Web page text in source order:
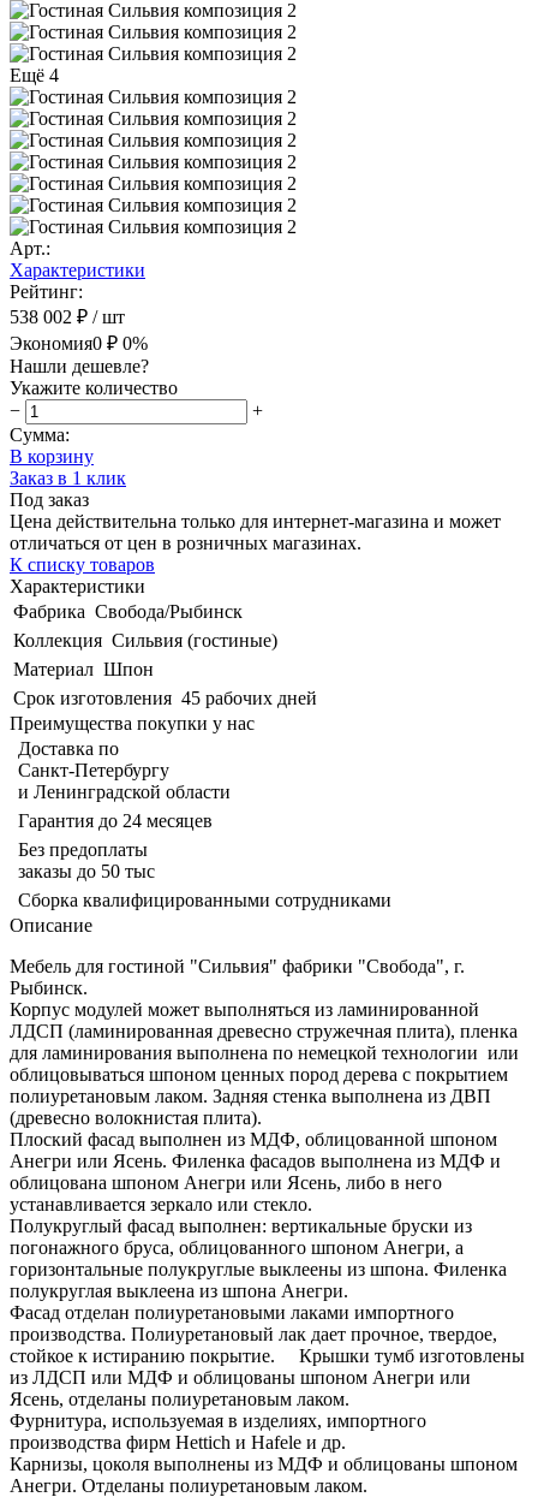
Ещё 4
Арт.:
Характеристики
Рейтинг:
538 002 ₽ / шт
Экономия0 ₽ 0%
Нашли дешевле?
Укажите количество
−
+
Сумма:
В корзину
Заказ в 1 клик
Под заказ
Цена действительна только для интернет-магазина и может
отличаться от цен в розничных магазинах.
К списку товаров
Характеристики
Фабрика Свобода/Рыбинск
Коллекция Сильвия (гостиные)
Материал Шпон
Срок изготовления 45 рабочих дней
Преимущества покупки у нас
Доставка по
Санкт-Петербургу
и Ленинградской области
Гарантия до 24 месяцев
Без предоплаты
заказы до 50 тыс
Сборка квалифицированными сотрудниками
Описание
Мебель для гостиной "Сильвия" фабрики "Свобода", г.
Рыбинск.
Корпус модулей может выполняться из ламинированной
ЛДСП (ламинированная древесно стружечная плита), пленка
для ламинирования выполнена по немецкой технологии или
облицовываться шпоном ценных пород дерева с покрытием
полиуретановым лаком. Задняя стенка выполнена из ДВП
(древесно волокнистая плита).
Плоский фасад выполнен из МДФ, облицованной шпоном
Анегри или Ясень. Филенка фасадов выполнена из МДФ и
облицована шпоном Анегри или Ясень, либо в него
устанавливается зеркало или стекло.
Полукруглый фасад выполнен: вертикальные бруски из
погонажного бруса, облицованного шпоном Анегри, а
горизонтальные полукруглые выклеены из шпона. Филенка
полукруглая выклеена из шпона Анегри.
Фасад отделан полиуретановыми лаками импортного
производства. Полиуретановый лак дает прочное, твердое,
стойкое к истиранию покрытие. Крышки тумб изготовлены
из ЛДСП или МДФ и облицованы шпоном Анегри или
Ясень, отделаны полиуретановым лаком.
Фурнитура, используемая в изделиях, импортного
производства фирм Hettich и Hafele и др.
Карнизы, цоколя выполнены из МДФ и облицованы шпоном
Анегри. Отделаны полиуретановым лаком.